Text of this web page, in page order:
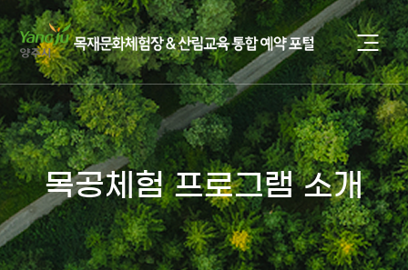
목공체험 프로그램 소개